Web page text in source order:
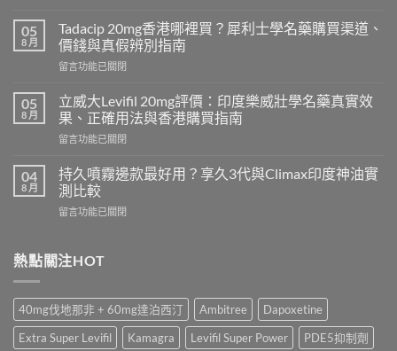
學
名
藥
邊
好？
Cenforce-
100、
Kamagra
Kamagra
Oral
全
較〉
05
8 月
Tadacip 20mg香港哪裡買？犀利士學名藥購買渠道、
價錢與真假辨別指南
在
20mg
香
港
哪
買？
犀
利
士
藥
渠
道、
價
留言功能已關閉
05
8 月
立威大Levifil 20mg評價：印度樂威壯學名藥真實效
果、正確用法與香港購買指南
在
威
大
Levifil
20mg
印
威
壯
名
留言功能已關閉
04
8 月
持久噴霧邊款最好用？享久3代與Climax印度神油實
測比較
在
噴
霧
款
最
好
用？
留言功能已關閉
熱點關注HOT
40mg伐地那非 + 60mg達泊西汀 Ambitree
Dapoxetine
Extra Super Levifil
Kamagra Levifil Super Power
PDE5抑制劑